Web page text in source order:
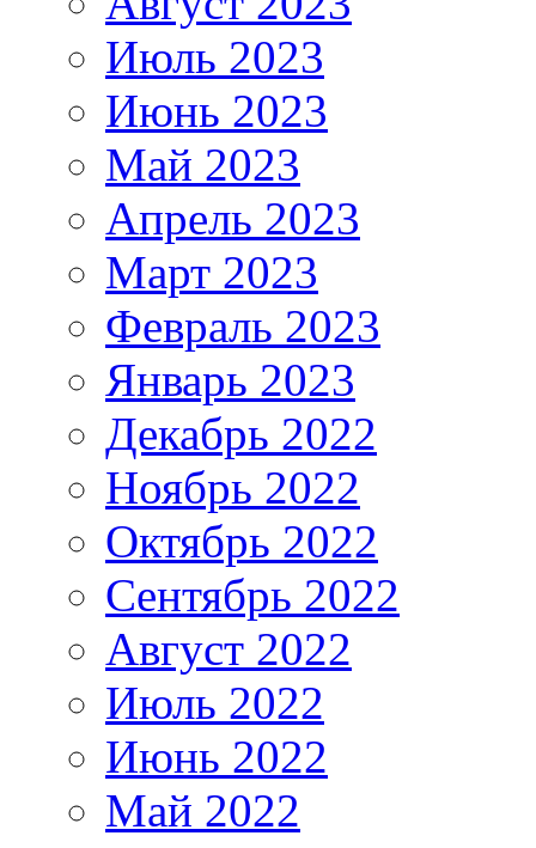
Июль 2023
Июнь 2023
Май 2023
Апрель 2023
Март 2023
Февраль 2023
Январь 2023
Декабрь 2022
Ноябрь 2022
Октябрь 2022
Сентябрь 2022
Август 2022
Июль 2022
Июнь 2022
Май 2022